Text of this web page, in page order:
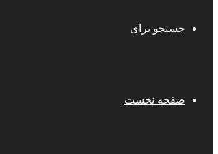
جستجو برای
صفحه نخست